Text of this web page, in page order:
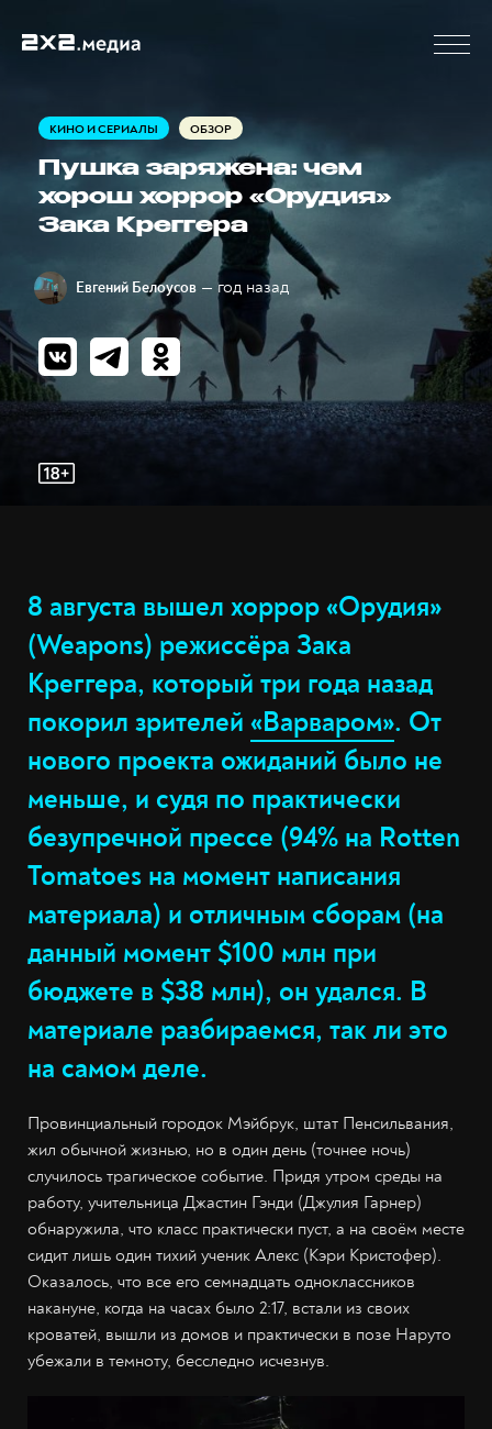
КИНО И СЕРИАЛЫ ОБЗОР
Пушка заряжена: чем
хорош хоррор «Орудия»
Зака Креггера
Евгений Белоусов — год назад
8 августа вышел хоррор «Орудия»
(Weapons) режиссёра Зака
Креггера, который три года назад
покорил зрителей «Варваром». От
нового проекта ожиданий было не
меньше, и судя по практически
безупречной прессе (94% на Rotten
Tomatoes на момент написания
материала) и отличным сборам (на
данный момент $100 млн при
бюджете в $38 млн), он удался. В
материале разбираемся, так ли это
на самом деле.
Провинциальный городок Мэйбрук, штат Пенсильвания,
жил обычной жизнью, но в один день (точнее ночь)
случилось трагическое событие. Придя утром среды на
работу, учительница Джастин Гэнди (Джулия Гарнер)
обнаружила, что класс практически пуст, а на своём месте
сидит лишь один тихий ученик Алекс (Кэри Кристофер).
Оказалось, что все его семнадцать одноклассников
накануне, когда на часах было 2:17, встали из своих
кроватей, вышли из домов и практически в позе Наруто
убежали в темноту, бесследно исчезнув.